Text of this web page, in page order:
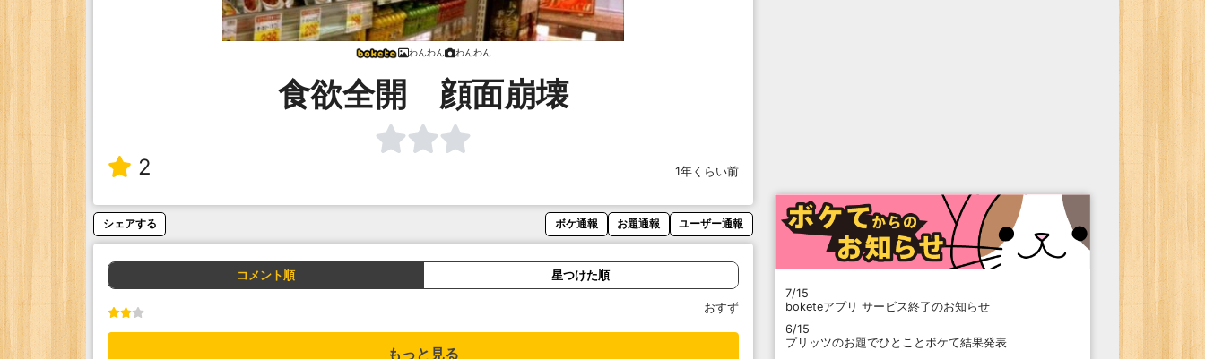
わんわん わんわん
食欲全開 顔面崩壊
2 1年くらい前
シェアする ボケ通報 お題通報 ユーザー通報
コメント順 星つけた順
おすず
もっと見る
7/15
boketeアプリ サービス終了のお知らせ
6/15
プリッツのお題でひとことボケて結果発表